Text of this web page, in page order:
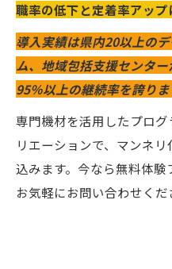
職率の低下と定着率アップ
導入実績は県内20以上の
ム、地域包括支援センター
95％以上の継続率を誇りま
専門機材を活用したプロ
リエーションで、マンネ
込みます。今なら無料体
お気軽にお問い合わせくだ